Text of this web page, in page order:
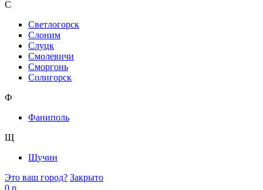
С
Светлогорск
Слоним
Слуцк
Смолевичи
Сморгонь
Солигорск
Ф
Фаниполь
Щ
Щучин
Это ваш город? Закрыто
0 р